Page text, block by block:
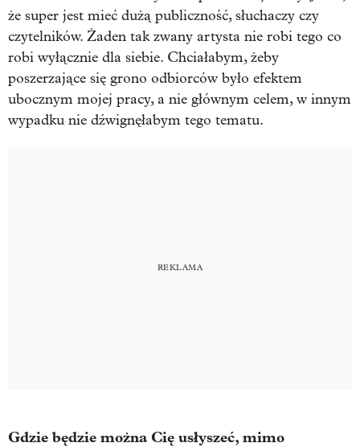
że super jest mieć dużą publiczność, słuchaczy czy
czytelników. Żaden tak zwany artysta nie robi tego co
robi wyłącznie dla siebie. Chciałabym, żeby
poszerzające się grono odbiorców było efektem
ubocznym mojej pracy, a nie głównym celem, w innym
wypadku nie dźwignęłabym tego tematu.
Gdzie będzie można Cię usłyszeć, mimo